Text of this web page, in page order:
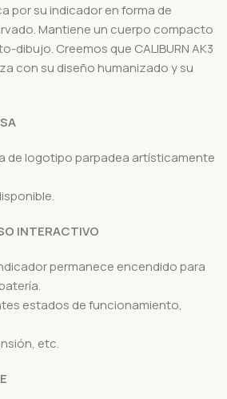
por su indicador en forma de
Mantiene un cuerpo compacto
dibujo. Creemos que CALIBURN AK3
con su diseño humanizado y su
de logotipo parpadea artísticamente
INTERACTIVO
permanece encendido para
estados de funcionamiento,
etc.